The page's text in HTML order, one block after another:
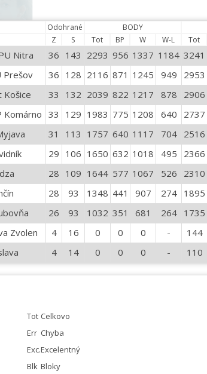
Odohrané BODY
Z
S Tot BP W W-L Tot
Nitra 36 143 2293 956 1337 1184 3241
Prešov
36 128 2116 871 1245 949 2953
Košice
33 132 2039 822 1217 878 2906
Komárno 33 129 1983 775 1208 640 2737
31 113 1757 640 1117 704 2516
29 106 1650 632 1018 495 2366
28 109 1644 577 1067 526 2310
28 93 1348 441 907 274 1895
26 93 1032 351 681 264 1735
Zvolen
4 16 0 0 0 - 144
4 14 0 0 0 - 110
Tot Celkovo
Err Chyba
Exc.Excelentný
Blk Bloky